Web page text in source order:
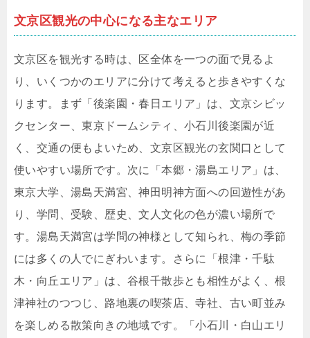
文京区観光の中心になる主なエリア
文京区を観光する時は、区全体を一つの面で見るよ
り、いくつかのエリアに分けて考えると歩きやすくな
ります。まず「後楽園・春日エリア」は、文京シビッ
クセンター、東京ドームシティ、小石川後楽園が近
く、交通の便もよいため、文京区観光の玄関口として
使いやすい場所です。次に「本郷・湯島エリア」は、
東京大学、湯島天満宮、神田明神方面への回遊性があ
り、学問、受験、歴史、文人文化の色が濃い場所で
す。湯島天満宮は学問の神様として知られ、梅の季節
には多くの人でにぎわいます。さらに「根津・千駄
木・向丘エリア」は、谷根千散歩とも相性がよく、根
津神社のつつじ、路地裏の喫茶店、寺社、古い町並み
を楽しめる散策向きの地域です。「小石川・白山エリ